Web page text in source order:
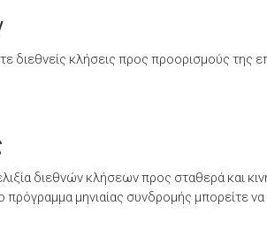
διεθνείς κλήσεις προς προορισμούς της
διεθνών κλήσεων προς σταθερά και
μηνιαίας συνδρομής μπορείτε να